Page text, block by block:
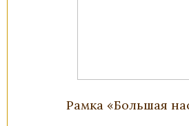
Рамка «Большая